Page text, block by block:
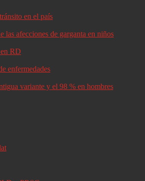
en el país
las afecciones de garganta en niños
RD
enfermedades
variante y el 98 % en hombres